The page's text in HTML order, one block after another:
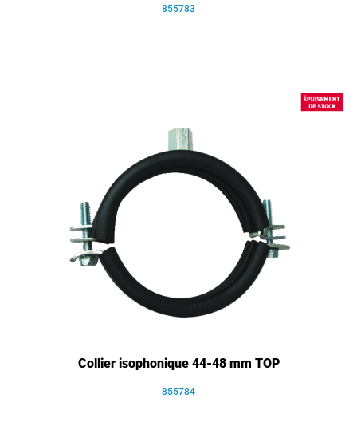
855783
Collier isophonique 44-48 mm TOP
855784